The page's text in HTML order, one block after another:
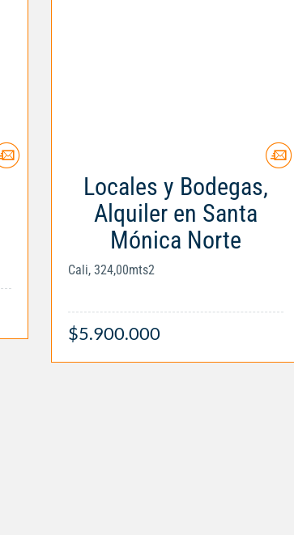
Locales y Bodegas,
Alquiler en Santa
Mónica Norte
Cali, 324,00mts2
$5.900.000